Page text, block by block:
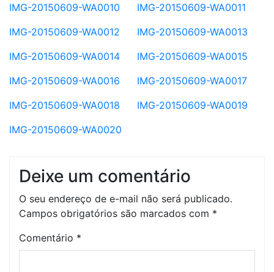
IMG-20150609-WA0010
IMG-20150609-WA0011
IMG-20150609-WA0012
IMG-20150609-WA0013
IMG-20150609-WA0014
IMG-20150609-WA0015
IMG-20150609-WA0016
IMG-20150609-WA0017
IMG-20150609-WA0018
IMG-20150609-WA0019
IMG-20150609-WA0020
Deixe um comentário
O seu endereço de e-mail não será publicado.
Campos obrigatórios são marcados com *
Comentário *